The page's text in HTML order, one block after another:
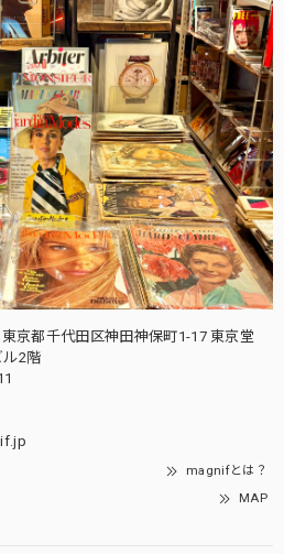
東京都千代田区神田神保町1-17 東京堂
ル2階
magnifとは？
MAP